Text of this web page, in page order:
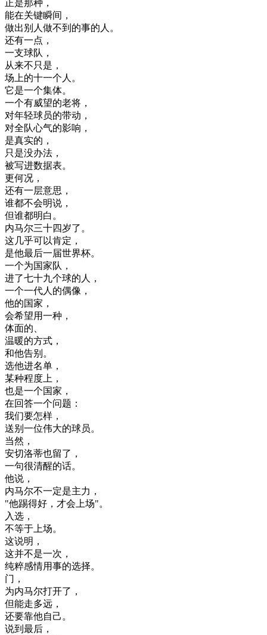
正是那种 ，
能在关键瞬间 ，
做出别人做不到 的事的人。
还有一点 ，
一支球队 ，
从来不只是 ，
场上的十一个人。
它是一个集体。
一个有威望的老将 ，
对年轻球员的带动 ，
对全队心气的影响 ，
是真实的 ，
只是没办法 ，
被写进数据表。
更何况 ，
还有一层意思 ，
谁都不会明说 ，
但谁都明白。
内马尔三十四岁了。
这几乎可以肯定 ，
是他最后一届世界杯。
一个为国家队 ，
进了七十九个球的人 ，
一个一代人的偶像 ，
他的国家 ，
会希望用一种 ，
体面的、
温暖的方式 ，
和他告别 。
选他进名单 ，
某种程度上 ，
也是一个国家 ，
在回答一个问题 ：
我们要怎样 ，
送别 一位伟大的球员。
当然 ，
安切洛蒂也留了 ，
一句很清醒的话。
他说 ，
内马尔不一定是主力 ，
"他踢得好 ， 才会上场"。
入选 ，
不等于上场。
这说明 ，
这并不是一次 ，
纯粹感情用事的选择。
门 ，
为内马尔打开了 ，
但能走多远 ，
还要靠他自己。
说到 最后 ，